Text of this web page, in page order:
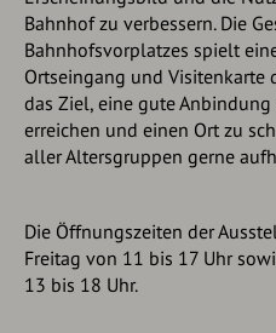
Bahnhof zu verbessern. Die
Bahnhofsvorplatzes spielt
Ortseingang und Visitenkarte
das Ziel, eine gute
erreichen und einen Ort zu
aller Altersgruppen gerne
Die Öffnungszeiten der
Freitag von 11 bis 17 Uhr
13 bis 18 Uhr.